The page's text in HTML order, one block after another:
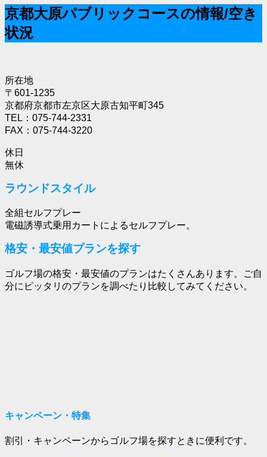
京都大原パブリックコースの情報/空き
状況
所在地
〒601-1235
京都府京都市左京区大原古知平町345
TEL：075-744-2331
FAX：075-744-3220
休日
無休
ラウンドスタイル
全組セルフプレー
電磁誘導式乗用カートによるセルフプレー。
格安・最安値プランを探す
ゴルフ場の格安・最安値のプランはたくさんあります。ご自
分にピッタリのプランを調べたり比較してみてください。
キャンペーン・特集
割引・キャンペーンからゴルフ場を探すときに便利です。